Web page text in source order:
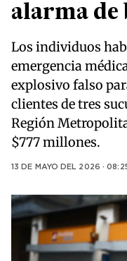
alarma de
Los individuos
emergencia
explosivo falso
clientes de tres
Región
$777 millones.
13 DE MAYO DEL 2026 ·